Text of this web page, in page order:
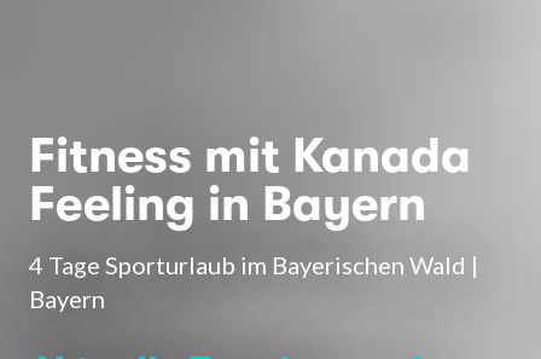
Fitness mit Kanada
Feeling in Bayern
4 Tage Sporturlaub im Bayerischen Wald |
Bayern